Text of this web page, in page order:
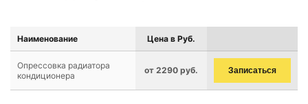
Наименование Цена в Руб.
Опрессовка радиатора
кондиционера
от 2290 руб. Записаться